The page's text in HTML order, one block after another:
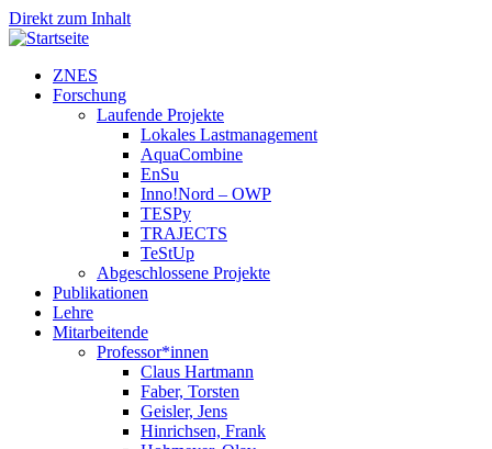
Direkt zum Inhalt
ZNES
Forschung
Laufende Projekte
Lokales Lastmanagement
AquaCombine
EnSu
Inno!Nord – OWP
TESPy
TRAJECTS
TeStUp
Abgeschlossene Projekte
Publikationen
Lehre
Mitarbeitende
Professor*innen
Claus Hartmann
Faber, Torsten
Geisler, Jens
Hinrichsen, Frank